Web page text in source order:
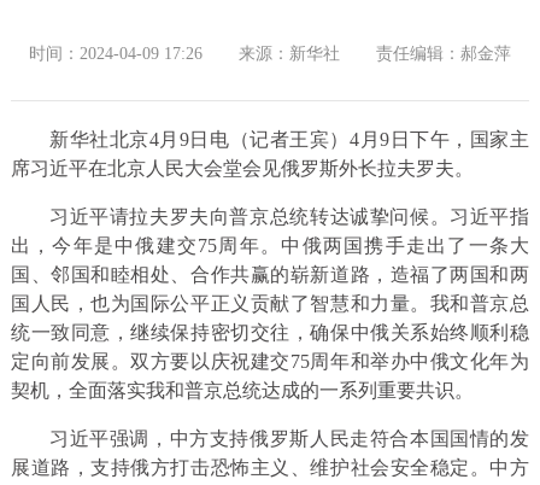
时间：2024-04-09 17:26 来源：新华社 责任编辑：郝金萍
新华社北京4月9日电（记者王宾）4月9日下午，国家主
席习近平在北京人民大会堂会见俄罗斯外长拉夫罗夫。
习近平请拉夫罗夫向普京总统转达诚挚问候。习近平指
出，今年是中俄建交75周年。中俄两国携手走出了一条大
国、邻国和睦相处、合作共赢的崭新道路，造福了两国和两
国人民，也为国际公平正义贡献了智慧和力量。我和普京总
统一致同意，继续保持密切交往，确保中俄关系始终顺利稳
定向前发展。双方要以庆祝建交75周年和举办中俄文化年为
契机，全面落实我和普京总统达成的一系列重要共识。
习近平强调，中方支持俄罗斯人民走符合本国国情的发
展道路，支持俄方打击恐怖主义、维护社会安全稳定。中方